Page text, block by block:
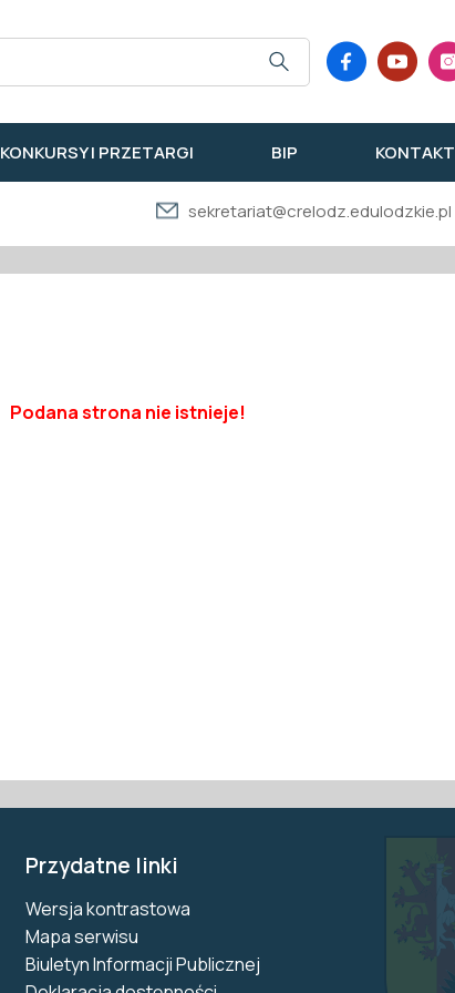
KONKURSY I PRZETARGI BIP KONTAKT
sekretariat@crelodz.edulodzkie.pl
Podana strona nie istnieje!
Przydatne linki
Wersja kontrastowa
Mapa serwisu
Biuletyn Informacji Publicznej